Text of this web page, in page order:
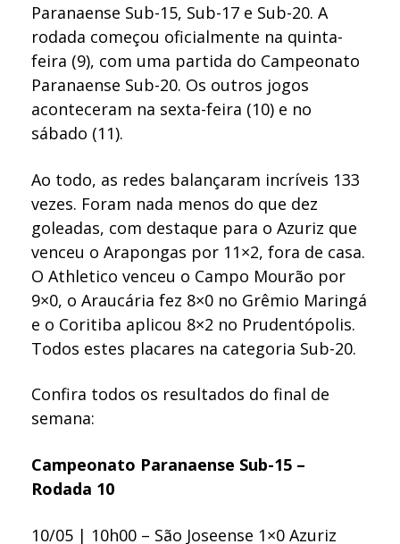
Paranaense Sub-15, Sub-17 e Sub-20. A
rodada começou oficialmente na quinta-
feira (9), com uma partida do Campeonato
Paranaense Sub-20. Os outros jogos
aconteceram na sexta-feira (10) e no
sábado (11).
Ao todo, as redes balançaram incríveis 133
vezes. Foram nada menos do que dez
goleadas, com destaque para o Azuriz que
venceu o Arapongas por 11×2, fora de casa.
O Athletico venceu o Campo Mourão por
9×0, o Araucária fez 8×0 no Grêmio Maringá
e o Coritiba aplicou 8×2 no Prudentópolis.
Todos estes placares na categoria Sub-20.
Confira todos os resultados do final de
semana:
Campeonato Paranaense Sub-15 –
Rodada 10
10/05 | 10h00 – São Joseense 1×0 Azuriz